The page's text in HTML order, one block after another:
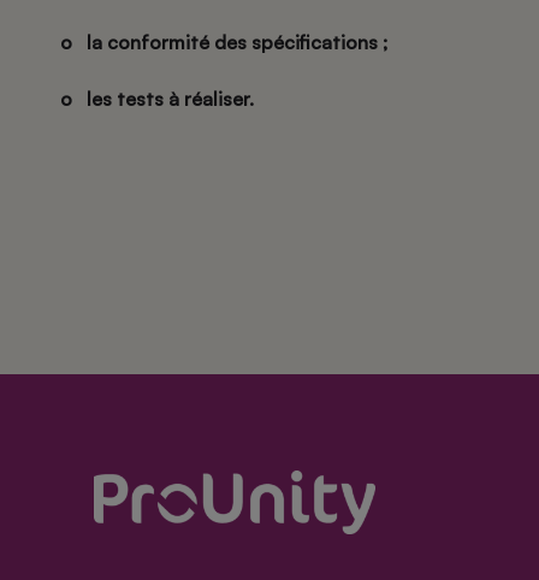
o la conformité des spécifications ;
o les tests à réaliser.